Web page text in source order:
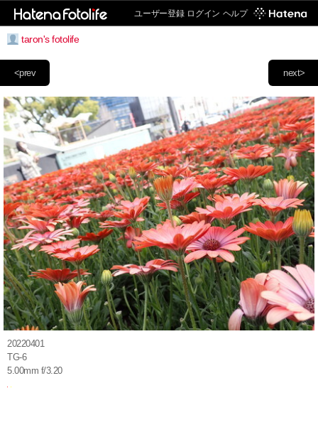
ユーザー登録 ログイン ヘルプ
taron's fotolife
next>
<prev
20220401
TG-6
5.00mm f/3.20